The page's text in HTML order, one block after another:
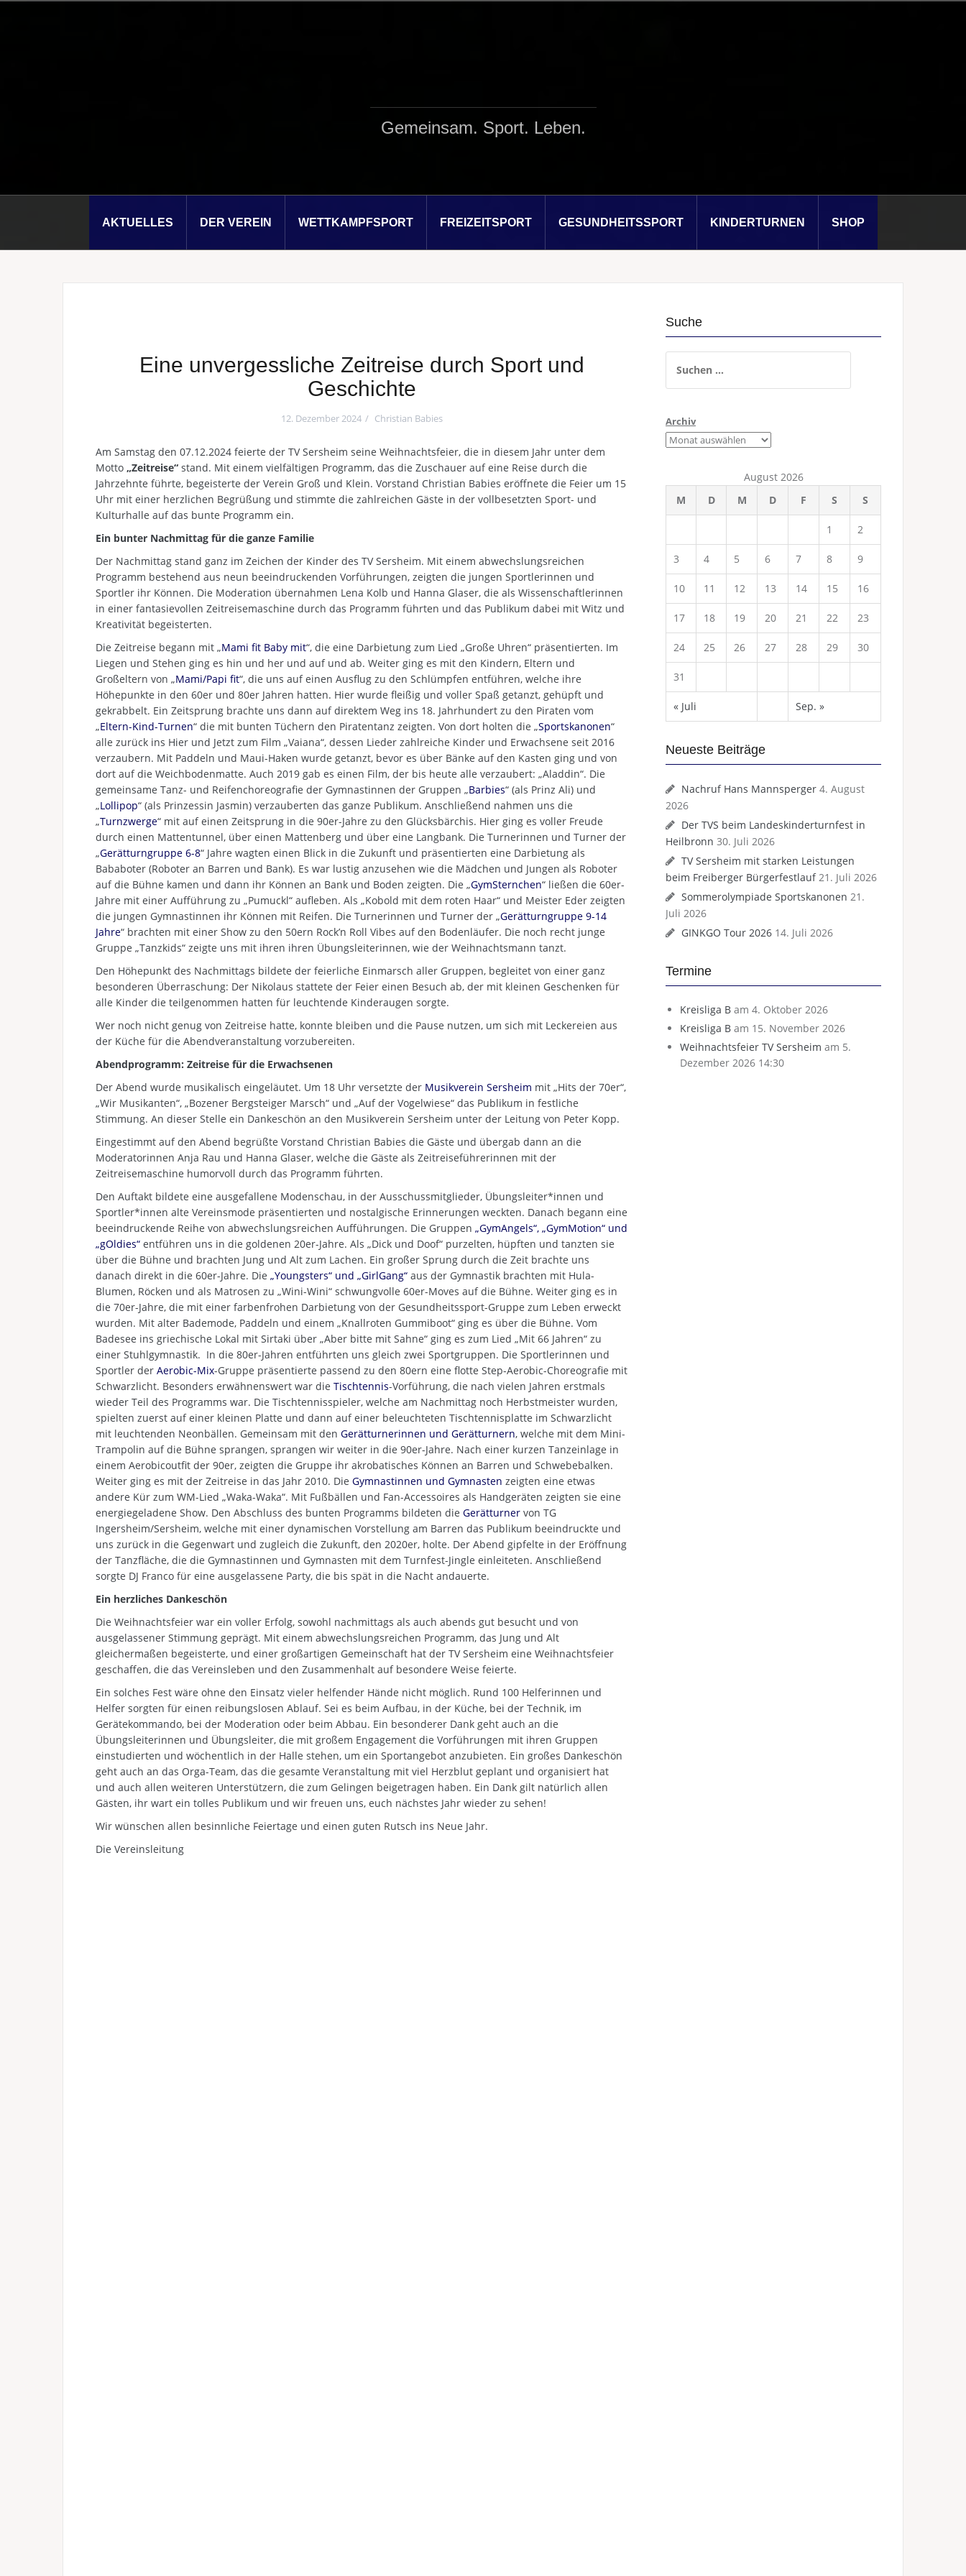
Gemeinsam. Sport. Leben.
AKTUELLES DER VEREIN WETTKAMPFSPORT FREIZEITSPORT GESUNDHEITSSPORT KINDERTURNEN SHOP
Eine unvergessliche Zeitreise durch Sport und
Geschichte
12. Dezember 2024 Christian Babies
Am Samstag den 07.12.2024 feierte der TV Sersheim seine Weihnachtsfeier, die in diesem Jahr unter dem
Motto „Zeitreise“ stand. Mit einem vielfältigen Programm, das die Zuschauer auf eine Reise durch die
Jahrzehnte führte, begeisterte der Verein Groß und Klein. Vorstand Christian Babies eröffnete die Feier um 15
Uhr mit einer herzlichen Begrüßung und stimmte die zahlreichen Gäste in der vollbesetzten Sport- und
Kulturhalle auf das bunte Programm ein.
Ein bunter Nachmittag für die ganze Familie
Der Nachmittag stand ganz im Zeichen der Kinder des TV Sersheim. Mit einem abwechslungsreichen
Programm bestehend aus neun beeindruckenden Vorführungen, zeigten die jungen Sportlerinnen und
Sportler ihr Können. Die Moderation übernahmen Lena Kolb und Hanna Glaser, die als Wissenschaftlerinnen
in einer fantasievollen Zeitreisemaschine durch das Programm führten und das Publikum dabei mit Witz und
Kreativität begeisterten.
Die Zeitreise begann mit „Mami fit Baby mit“, die eine Darbietung zum Lied „Große Uhren“ präsentierten. Im
Liegen und Stehen ging es hin und her und auf und ab. Weiter ging es mit den Kindern, Eltern und
Großeltern von „Mami/Papi fit“, die uns auf einen Ausflug zu den Schlümpfen entführen, welche ihre
Höhepunkte in den 60er und 80er Jahren hatten. Hier wurde fleißig und voller Spaß getanzt, gehüpft und
gekrabbelt. Ein Zeitsprung brachte uns dann auf direktem Weg ins 18. Jahrhundert zu den Piraten vom
„Eltern-Kind-Turnen“ die mit bunten Tüchern den Piratentanz zeigten. Von dort holten die „Sportskanonen“
alle zurück ins Hier und Jetzt zum Film „Vaiana“, dessen Lieder zahlreiche Kinder und Erwachsene seit 2016
verzaubern. Mit Paddeln und Maui-Haken wurde getanzt, bevor es über Bänke auf den Kasten ging und von
dort auf die Weichbodenmatte. Auch 2019 gab es einen Film, der bis heute alle verzaubert: „Aladdin“. Die
gemeinsame Tanz- und Reifenchoreografie der Gymnastinnen der Gruppen „Barbies“ (als Prinz Ali) und
„Lollipop“ (als Prinzessin Jasmin) verzauberten das ganze Publikum. Anschließend nahmen uns die
„Turnzwerge“ mit auf einen Zeitsprung in die 90er-Jahre zu den Glücksbärchis. Hier ging es voller Freude
durch einen Mattentunnel, über einen Mattenberg und über eine Langbank. Die Turnerinnen und Turner der
„Gerätturngruppe 6-8“ Jahre wagten einen Blick in die Zukunft und präsentierten eine Darbietung als
Bababoter (Roboter an Barren und Bank). Es war lustig anzusehen wie die Mädchen und Jungen als Roboter
auf die Bühne kamen und dann ihr Können an Bank und Boden zeigten. Die „GymSternchen“ ließen die 60er-
Jahre mit einer Aufführung zu „Pumuckl“ aufleben. Als „Kobold mit dem roten Haar“ und Meister Eder zeigten
die jungen Gymnastinnen ihr Können mit Reifen. Die Turnerinnen und Turner der „Gerätturngruppe 9-14
Jahre“ brachten mit einer Show zu den 50ern Rock’n Roll Vibes auf den Bodenläufer. Die noch recht junge
Gruppe „Tanzkids“ zeigte uns mit ihren ihren Übungsleiterinnen, wie der Weihnachtsmann tanzt.
Den Höhepunkt des Nachmittags bildete der feierliche Einmarsch aller Gruppen, begleitet von einer ganz
besonderen Überraschung: Der Nikolaus stattete der Feier einen Besuch ab, der mit kleinen Geschenken für
alle Kinder die teilgenommen hatten für leuchtende Kinderaugen sorgte.
Wer noch nicht genug von Zeitreise hatte, konnte bleiben und die Pause nutzen, um sich mit Leckereien aus
der Küche für die Abendveranstaltung vorzubereiten.
Abendprogramm: Zeitreise für die Erwachsenen
Der Abend wurde musikalisch eingeläutet. Um 18 Uhr versetzte der Musikverein Sersheim mit „Hits der 70er“,
„Wir Musikanten“, „Bozener Bergsteiger Marsch“ und „Auf der Vogelwiese“ das Publikum in festliche
Stimmung. An dieser Stelle ein Dankeschön an den Musikverein Sersheim unter der Leitung von Peter Kopp.
Eingestimmt auf den Abend begrüßte Vorstand Christian Babies die Gäste und übergab dann an die
Moderatorinnen Anja Rau und Hanna Glaser, welche die Gäste als Zeitreiseführerinnen mit der
Zeitreisemaschine humorvoll durch das Programm führten.
Den Auftakt bildete eine ausgefallene Modenschau, in der Ausschussmitglieder, Übungsleiter*innen und
Sportler*innen alte Vereinsmode präsentierten und nostalgische Erinnerungen weckten. Danach begann eine
beeindruckende Reihe von abwechslungsreichen Aufführungen. Die Gruppen „GymAngels“, „GymMotion“ und
„gOldies“ entführen uns in die goldenen 20er-Jahre. Als „Dick und Doof“ purzelten, hüpften und tanzten sie
über die Bühne und brachten Jung und Alt zum Lachen. Ein großer Sprung durch die Zeit brachte uns
danach direkt in die 60er-Jahre. Die „Youngsters“ und „GirlGang“ aus der Gymnastik brachten mit Hula-
Blumen, Röcken und als Matrosen zu „Wini-Wini“ schwungvolle 60er-Moves auf die Bühne. Weiter ging es in
die 70er-Jahre, die mit einer farbenfrohen Darbietung von der Gesundheitssport-Gruppe zum Leben erweckt
wurden. Mit alter Bademode, Paddeln und einem „Knallroten Gummiboot“ ging es über die Bühne. Vom
Badesee ins griechische Lokal mit Sirtaki über „Aber bitte mit Sahne“ ging es zum Lied „Mit 66 Jahren“ zu
einer Stuhlgymnastik. In die 80er-Jahren entführten uns gleich zwei Sportgruppen. Die Sportlerinnen und
Sportler der Aerobic-Mix-Gruppe präsentierte passend zu den 80ern eine flotte Step-Aerobic-Choreografie mit
Schwarzlicht. Besonders erwähnenswert war die Tischtennis-Vorführung, die nach vielen Jahren erstmals
wieder Teil des Programms war. Die Tischtennisspieler, welche am Nachmittag noch Herbstmeister wurden,
spielten zuerst auf einer kleinen Platte und dann auf einer beleuchteten Tischtennisplatte im Schwarzlicht
mit leuchtenden Neonbällen. Gemeinsam mit den Gerätturnerinnen und Gerätturnern, welche mit dem Mini-
Trampolin auf die Bühne sprangen, sprangen wir weiter in die 90er-Jahre. Nach einer kurzen Tanzeinlage in
einem Aerobicoutfit der 90er, zeigten die Gruppe ihr akrobatisches Können an Barren und Schwebebalken.
Weiter ging es mit der Zeitreise in das Jahr 2010. Die Gymnastinnen und Gymnasten zeigten eine etwas
andere Kür zum WM-Lied „Waka-Waka“. Mit Fußbällen und Fan-Accessoires als Handgeräten zeigten sie eine
energiegeladene Show. Den Abschluss des bunten Programms bildeten die Gerätturner von TG
Ingersheim/Sersheim, welche mit einer dynamischen Vorstellung am Barren das Publikum beeindruckte und
uns zurück in die Gegenwart und zugleich die Zukunft, den 2020er, holte. Der Abend gipfelte in der Eröffnung
der Tanzfläche, die die Gymnastinnen und Gymnasten mit dem Turnfest-Jingle einleiteten. Anschließend
sorgte DJ Franco für eine ausgelassene Party, die bis spät in die Nacht andauerte.
Ein herzliches Dankeschön
Die Weihnachtsfeier war ein voller Erfolg, sowohl nachmittags als auch abends gut besucht und von
ausgelassener Stimmung geprägt. Mit einem abwechslungsreichen Programm, das Jung und Alt
gleichermaßen begeisterte, und einer großartigen Gemeinschaft hat der TV Sersheim eine Weihnachtsfeier
geschaffen, die das Vereinsleben und den Zusammenhalt auf besondere Weise feierte.
Ein solches Fest wäre ohne den Einsatz vieler helfender Hände nicht möglich. Rund 100 Helferinnen und
Helfer sorgten für einen reibungslosen Ablauf. Sei es beim Aufbau, in der Küche, bei der Technik, im
Gerätekommando, bei der Moderation oder beim Abbau. Ein besonderer Dank geht auch an die
Übungsleiterinnen und Übungsleiter, die mit großem Engagement die Vorführungen mit ihren Gruppen
einstudierten und wöchentlich in der Halle stehen, um ein Sportangebot anzubieten. Ein großes Dankeschön
geht auch an das Orga-Team, das die gesamte Veranstaltung mit viel Herzblut geplant und organisiert hat
und auch allen weiteren Unterstützern, die zum Gelingen beigetragen haben. Ein Dank gilt natürlich allen
Gästen, ihr wart ein tolles Publikum und wir freuen uns, euch nächstes Jahr wieder zu sehen!
Wir wünschen allen besinnliche Feiertage und einen guten Rutsch ins Neue Jahr.
Die Vereinsleitung
Suche
nach:
Archiv
August 2026
M
D M D F S S
1 2
3 4 5 6 7 8 9
10 11 12 13 14 15 16
17 18 19 20 21 22 23
24 25 26 27 28 29 30
31
« Juli Sep. »
Neueste Beiträge
Nachruf Hans Mannsperger 4. August
2026
Der TVS beim Landeskinderturnfest in
Heilbronn 30. Juli 2026
TV Sersheim mit starken Leistungen
beim Freiberger Bürgerfestlauf 21. Juli 2026
Sommerolympiade Sportskanonen 21.
Juli 2026
GINKGO Tour 2026 14. Juli 2026
Termine
Kreisliga B am 4. Oktober 2026
Kreisliga B am 15. November 2026
Weihnachtsfeier TV Sersheim am 5.
Dezember 2026 14:30